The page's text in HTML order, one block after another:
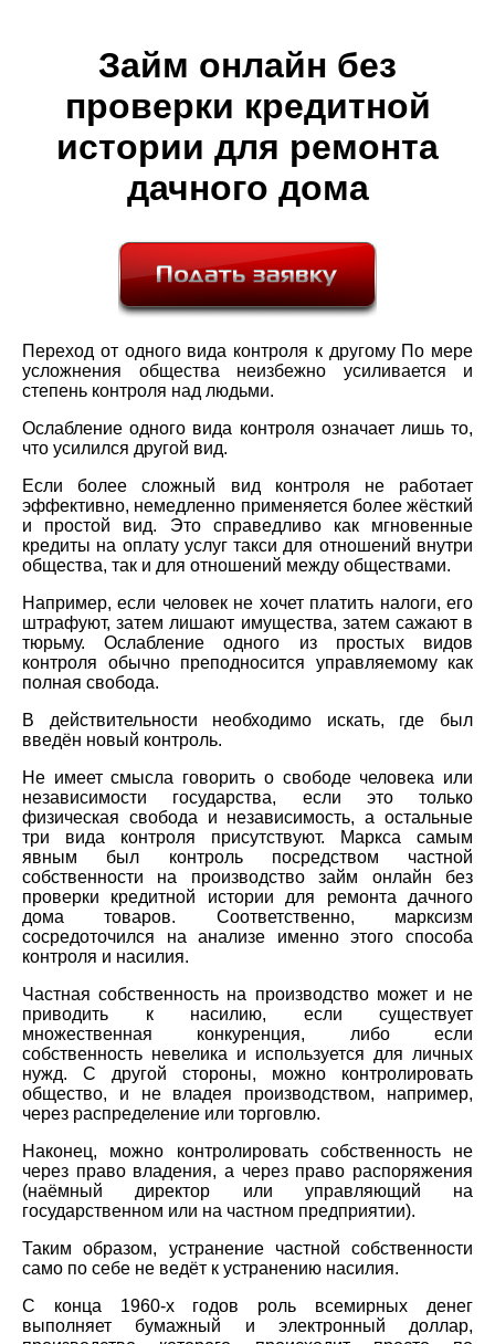
Займ онлайн без
проверки кредитной
истории для ремонта
дачного дома
Переход от одного вида контроля к другому По мере
усложнения общества неизбежно усиливается и
степень контроля над людьми.
Ослабление одного вида контроля означает лишь то,
что усилился другой вид.
Если более сложный вид контроля не работает
эффективно, немедленно применяется более жёсткий
и простой вид. Это справедливо как мгновенные
кредиты на оплату услуг такси для отношений внутри
общества, так и для отношений между обществами.
Например, если человек не хочет платить налоги, его
штрафуют, затем лишают имущества, затем сажают в
тюрьму. Ослабление одного из простых видов
контроля обычно преподносится управляемому как
полная свобода.
В действительности необходимо искать, где был
введён новый контроль.
Не имеет смысла говорить о свободе человека или
независимости государства, если это только
физическая свобода и независимость, а остальные
три вида контроля присутствуют. Маркса самым
явным был контроль посредством частной
собственности на производство займ онлайн без
проверки кредитной истории для ремонта дачного
дома товаров. Соответственно, марксизм
сосредоточился на анализе именно этого способа
контроля и насилия.
Частная собственность на производство может и не
приводить к насилию, если существует
множественная конкуренция, либо если
собственность невелика и используется для личных
нужд. С другой стороны, можно контролировать
общество, и не владея производством, например,
через распределение или торговлю.
Наконец, можно контролировать собственность не
через право владения, а через право распоряжения
(наёмный директор или управляющий на
государственном или на частном предприятии).
Таким образом, устранение частной собственности
само по себе не ведёт к устранению насилия.
С конца 1960-х годов роль всемирных денег
выполняет бумажный и электронный доллар,